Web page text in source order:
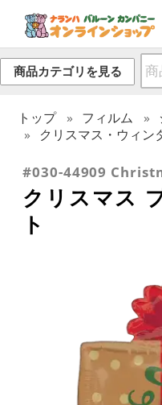
商品カテゴリを見る
トップ フィルム
クリスマス・ウィン
#030-44909
クリスマス
ト